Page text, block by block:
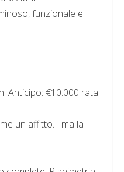
funzionale e
Anticipo: €10.000 rata
un affitto… ma la